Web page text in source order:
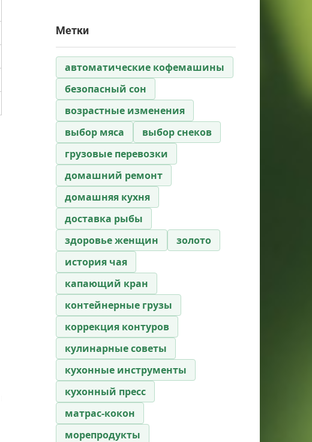
Метки
автоматические кофемашины
безопасный сон
возрастные изменения
выбор мяса
выбор снеков
грузовые перевозки
домашний ремонт
домашняя кухня
доставка рыбы
здоровье женщин
золото
история чая
капающий кран
контейнерные грузы
коррекция контуров
кулинарные советы
кухонные инструменты
кухонный пресс
матрас-кокон
морепродукты